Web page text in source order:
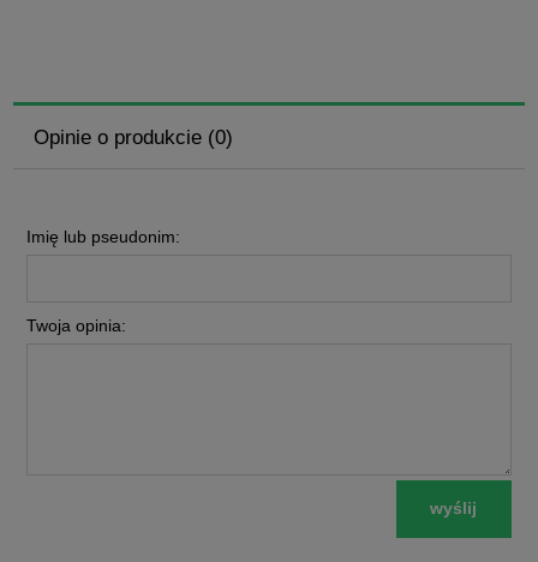
Opinie o produkcie (0)
Imię lub pseudonim:
Twoja opinia:
wyślij